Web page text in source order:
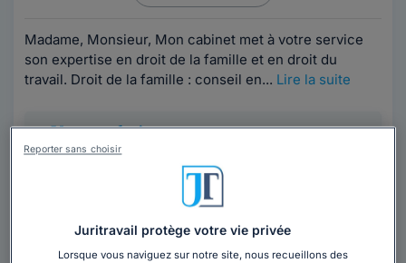
Madame, Monsieur, Mon cabinet met à votre service
son expertise en droit de la famille et en droit du
travail. Droit de la famille : conseil en... Lire la suite
Vous souhaitez rencontrer un avocat en
sous 48 heures.
Trouver un avocat
Juritravail protège votre vie privée
Lorsque vous naviguez sur notre site, nous recueillons des
Reporter sans choisir